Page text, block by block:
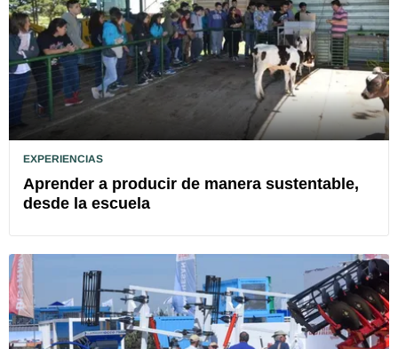
EXPERIENCIAS
Aprender a producir de manera sustentable,
desde la escuela